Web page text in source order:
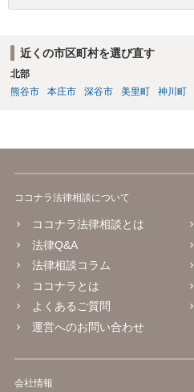
近くの市区町村を選び直す
北部
熊谷市
本庄市 深谷市 美里町 神川町
ココナラ法律相談について
ココナラ法律相談とは
法律Q&A
法律相談コラム
ココナラとは
よくあるご質問
運営へのお問い合わせ
会社情報